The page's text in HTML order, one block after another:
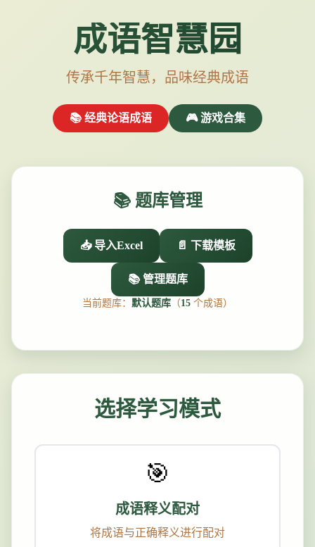
成语智慧园
传承千年智慧，品味经典成语
📚 经典论语成语 🎮 游戏合集
📚 题库管理
📥 导入Excel 📄 下载模板
📚 管理题库
当前题库： 默认题库 （15 个成语）
💾 保存当前数据为新题库
选择学习模式
🎯
成语释义配对
将成语与正确释义进行配对